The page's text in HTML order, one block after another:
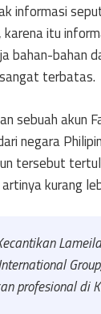
informasi
karena itu
bahan-bahan
terbatas.
sebuah akun
negara
tersebut
kurang
profesional di